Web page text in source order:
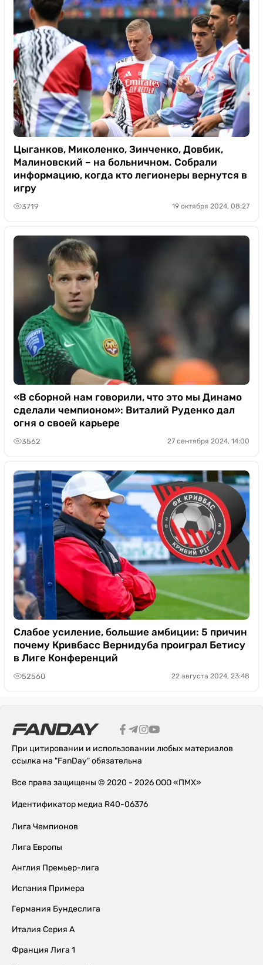
Цыганков, Миколенко, Зинченко, Довбик,
Малиновский – на больничном. Собрали
информацию, когда кто легионеры вернутся в
игру
3719 19 октября 2024, 08:27
«В сборной нам говорили, что это мы Динамо
сделали чемпионом»: Виталий Руденко дал
огня о своей карьере
3562 27 сентября 2024, 14:00
Слабое усиление, большие амбиции: 5 причин
почему Кривбасс Вернидуба проиграл Бетису
в Лиге Конференций
52560 22 августа 2024, 23:48
При цитировании и использовании любых материалов
ссылка на "FanDay" обязательна
Все права защищены © 2020 - 2026 ООО «ПМХ»
Идентификатор медиа R40-06376
Лига Чемпионов
Лига Европы
Англия Премьер-лига
Испания Примера
Германия Бундеслига
Италия Серия А
Франция Лига 1